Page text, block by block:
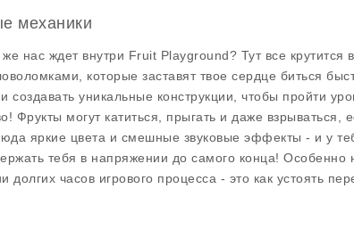
механики
нас ждет внутри Fruit Playground? Тут все крутится
которые заставят твое сердце биться
уникальные конструкции, чтобы пройти
Фрукты могут катиться, прыгать и даже взрываться,
яркие цвета и смешные звуковые эффекты - и у
тебя в напряжении до самого конца! Особенно
долгих часов игрового процесса - это как устоять